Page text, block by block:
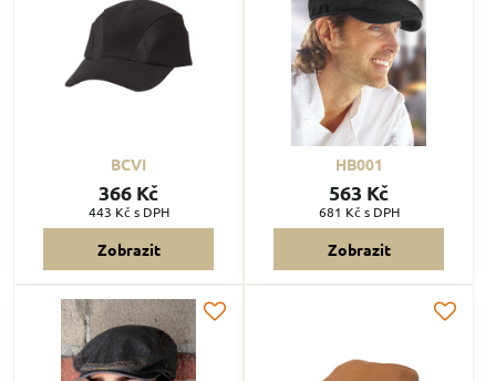
BCVI
366 Kč
443 Kč s DPH
Zobrazit
HB001
563 Kč
681 Kč s DPH
Zobrazit